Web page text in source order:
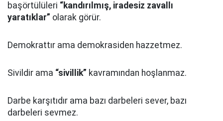
başörtülüleri “kandırılmış, iradesiz zavallı
yaratıklar” olarak görür.
Demokrattır ama demokrasiden hazzetmez.
Sivildir ama “sivillik” kavramından hoşlanmaz.
Darbe karşıtıdır ama bazı darbeleri sever, bazı
darbeleri sevmez.